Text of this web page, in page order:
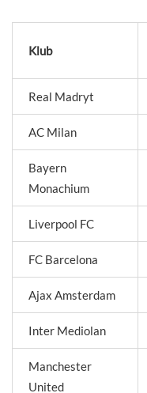
Klub
Real Madryt
AC Milan
Bayern
Monachium
Liverpool FC
FC Barcelona
Ajax Amsterdam
Inter Mediolan
Manchester
United